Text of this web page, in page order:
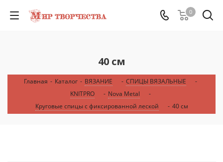
0
40 см
Главная - Каталог - ВЯЗАНИЕ - СПИЦЫ ВЯЗАЛЬНЫЕ
-
KNITPRO
- Nova Metal
-
Круговые спицы с фиксированной леской
- 40 см